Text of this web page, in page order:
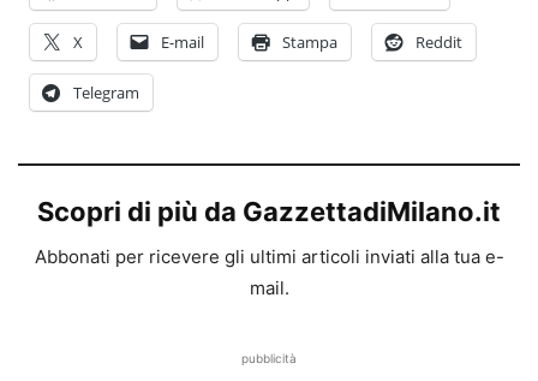
X E-mail Stampa Reddit
Telegram
Scopri di più da GazzettadiMilano.it
Abbonati per ricevere gli ultimi articoli inviati alla tua e-
mail.
pubblicità